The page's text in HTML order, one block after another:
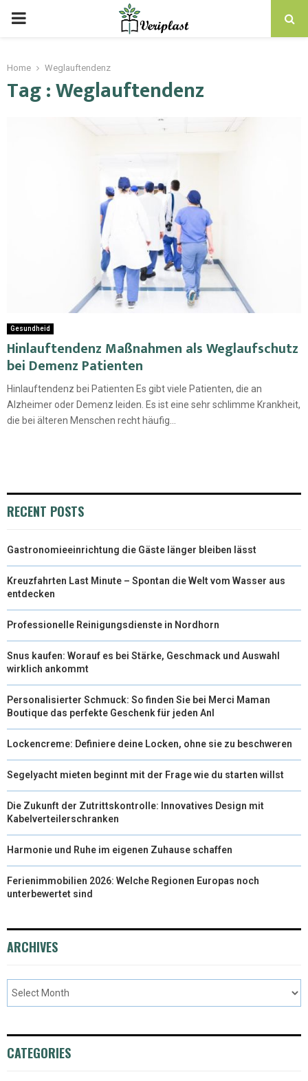
Home Weglauftendenz
Tag : Weglauftendenz
Gesundheid
Hinlauftendenz Maßnahmen als Weglaufschutz
bei Demenz Patienten
Hinlauftendenz bei Patienten Es gibt viele Patienten, die an
Alzheimer oder Demenz leiden. Es ist eine sehr schlimme Krankheit,
die bei älteren Menschen recht häufig...
RECENT POSTS
Gastronomieeinrichtung die Gäste länger bleiben lässt
Kreuzfahrten Last Minute – Spontan die Welt vom Wasser aus
entdecken
Professionelle Reinigungsdienste in Nordhorn
Snus kaufen: Worauf es bei Stärke, Geschmack und Auswahl
wirklich ankommt
Personalisierter Schmuck: So finden Sie bei Merci Maman
Boutique das perfekte Geschenk für jeden Anl
Lockencreme: Definiere deine Locken, ohne sie zu beschweren
Segelyacht mieten beginnt mit der Frage wie du starten willst
Die Zukunft der Zutrittskontrolle: Innovatives Design mit
Kabelverteilerschranken
Harmonie und Ruhe im eigenen Zuhause schaffen
Ferienimmobilien 2026: Welche Regionen Europas noch
unterbewertet sind
ARCHIVES
CATEGORIES